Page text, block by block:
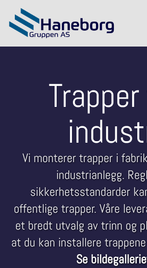
Vi monterer trapper i
industrianlegg.
sikkerhetsstandarder
offentlige trapper. Våre
et bredt utvalg av trinn og
at du kan installere
Se